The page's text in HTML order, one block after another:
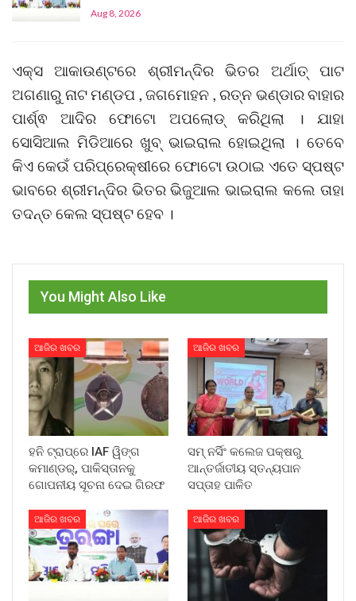
Aug 8, 2026
ଏକ୍ସ ଆକାଉଣ୍ଟରେ ଶ୍ରୀମନ୍ଦିର ଭିତର ଅର୍ଥାତ୍ ପାଟ
ଅଗଣାରୁ ନାଟ ମଣ୍ଡପ , ଜଗମୋହନ , ରତ୍ନ ଭଣ୍ଡାର ବାହାର
ପାର୍ଶ୍ଵ ଆଦିର ଫୋଟୋ ଅପଲୋଡ୍‌ କରିଥିଲା । ଯାହା
ସୋସିଆଲ ମିଡିଆରେ ଖୁବ୍ ଭାଇରାଲ ହୋଇଥିଲା । ତେବେ
କିଏ କେଉଁ ପରିପ୍ରେକ୍ଷୀରେ ଫୋଟୋ ଉଠାଇ ଏତେ ସ୍ପଷ୍ଟ
ଭାବରେ ଶ୍ରୀମନ୍ଦିର ଭିତର ଭିଜୁଆଲ ଭାଇରାଲ କଲେ ତାହା
ତଦନ୍ତ କେଲ ସ୍ପଷ୍ଟ ହେବ ।
You Might Also Like
ଆଜିର ଖବର
ହନି ଟ୍ରାପ୍‌ରେ IAF ୱିଙ୍ଗ
କମାଣ୍ଡର୍, ପାକିସ୍ତାନକୁ
ଗୋପନୀୟ ସୂଚନା ଦେଇ ଗିରଫ
ଆଜିର ଖବର
ସମ୍ ନର୍ସିଂ କଲେଜ ପକ୍ଷରୁ
ଆନ୍ତର୍ଜାତୀୟ ସ୍ତନ୍ୟପାନ
ସପ୍ତାହ ପାଳିତ
ଆଜିର ଖବର ଆଜିର ଖବର